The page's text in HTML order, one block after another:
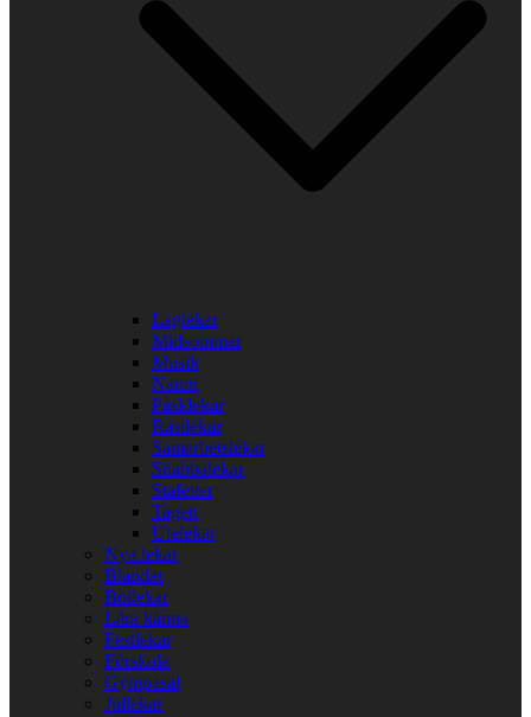
Laglekar
Midsommar
Musik
Namn
Påsklekar
Rastlekar
Samarbetslekar
Snabbalekar
Stafetter
Tagen
Utelekar
Nya lekar
Blandat
Bollekar
Lära känna
Festlekar
Förskola
Gympasal
Jullekar